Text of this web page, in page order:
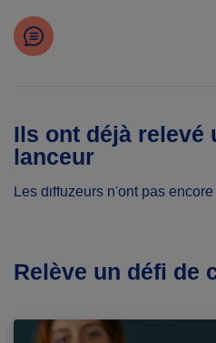
Ils ont déjà relevé
lanceur
Les diffuzeurs n'ont pas
Relève un défi de